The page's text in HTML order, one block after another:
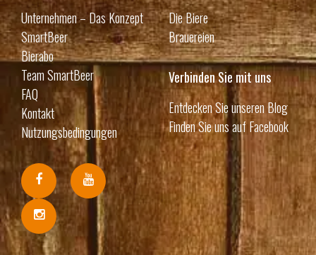
Unternehmen – Das Konzept
SmartBeer
Bierabo
Team SmartBeer
FAQ
Kontakt
Nutzungsbedingungen
Die Biere
Brauereien
Verbinden Sie mit uns
Entdecken Sie unseren Blog
Finden Sie uns auf Facebook